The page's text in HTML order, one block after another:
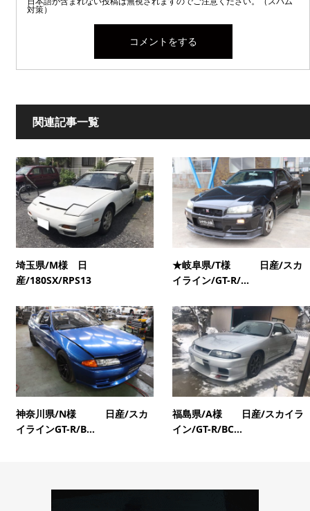
対策）
関連記事一覧
埼玉県/M様 日
産/180SX/RPS13
★岐阜県/T様 日産/スカ
イライン/GT-R/...
神奈川県/N様 日産/スカ
イラインGT-R/B...
福島県/A様 日産/スカイラ
イン/GT-R/BC...